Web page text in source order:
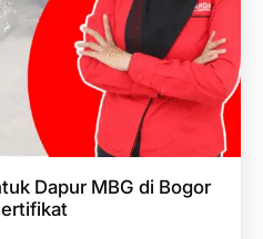
Dapur MBG di Bogor